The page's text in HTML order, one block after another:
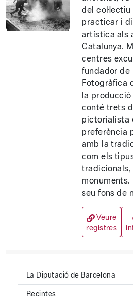
del
practicar i
artística als
Catalunya.
centres
fundador de
Fotogràfica
la
conté trets
pictorialista
preferència
amb la
com els
monuments.
seu fons de
Veure
registres
La Diputació de Barcelona
Recintes